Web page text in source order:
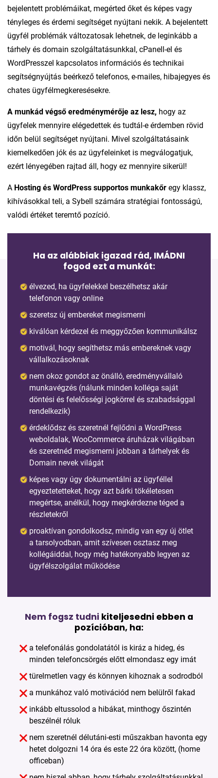
bejelentett problémáikat, megérted őket és képes vagy
tényleges és érdemi segítséget nyújtani nekik. A bejelentett
ügyfél problémák változatosak lehetnek, de leginkább a
tárhely és domain szolgáltatásunkkal, cPanell-el és
WordPresszel kapcsolatos információs és technikai
segítségnyújtás beérkező telefonos, e-mailes, hibajegyes és
chates ügyfélmegkeresésekre.
A munkád végső eredménymérője az lesz, hogy az
ügyfelek mennyire elégedettek és tudtál-e érdemben rövid
időn belül segítséget nyújtani. Mivel szolgáltatásaink
kiemelkedően jók és az ügyfeleinket is megválogatjuk,
ezért lényegében rajtad áll, hogy ez mennyire sikerül!
A Hosting és WordPress supportos munkakőr egy klassz,
kihívásokkal teli, a Sybell számára stratégiai fontosságú,
valódi értéket teremtő pozíció.
Ha az alábbiak igazad rád, IMÁDNI
fogod ezt a munkát:
élvezed, ha ügyfelekkel beszélhetsz akár
telefonon vagy online
szeretsz új embereket megismerni
kiválóan kérdezel és meggyőzően kommunikálsz
motivál, hogy segíthetsz más embereknek vagy
vállalkozásoknak
nem okoz gondot az önálló, eredményvállaló
munkavégzés (nálunk minden kolléga saját
döntési és felelősségi jogkörrel és szabadsággal
rendelkezik)
érdeklődsz és szeretnél fejlődni a WordPress
weboldalak, WooCommerce áruházak világában
és szeretnéd megismerni jobban a tárhelyek és
Domain nevek világát
képes vagy úgy dokumentálni az ügyféllel
egyeztetetteket, hogy azt bárki tökéletesen
megértse, anélkül, hogy megkérdezne téged a
részletekről
proaktívan gondolkodsz, mindig van egy új ötlet
a tarsolyodban, amit szívesen osztasz meg
kollégáiddal, hogy még hatékonyabb legyen az
ügyfélszolgálat működése
Nem fogsz tudni kiteljesedni ebben a
pozícióban, ha:
a telefonálás gondolatától is kiráz a hideg, és
minden telefoncsörgés előtt elmondasz egy imát
türelmetlen vagy és könnyen kihoznak a sodrodból
a munkához való motivációd nem belülről fakad
inkább eltussolod a hibákat, minthogy őszintén
beszélnél róluk
nem szeretnél délutáni-esti műszakban havonta egy
hetet dolgozni 14 óra és este 22 óra között, (home
officeban)